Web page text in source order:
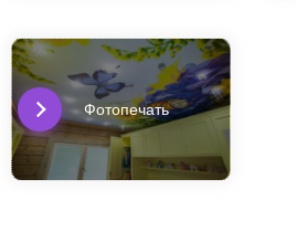
Фотопечать